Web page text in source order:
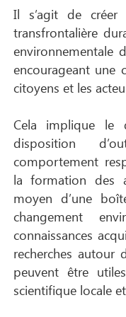
Il s’agit de créer
transfrontalière
encourageant une
citoyens et les
Cela implique le
disposition
comportement
la formation des
moyen d’une
changement
connaissances
recherches autour
peuvent être
scientifique locale